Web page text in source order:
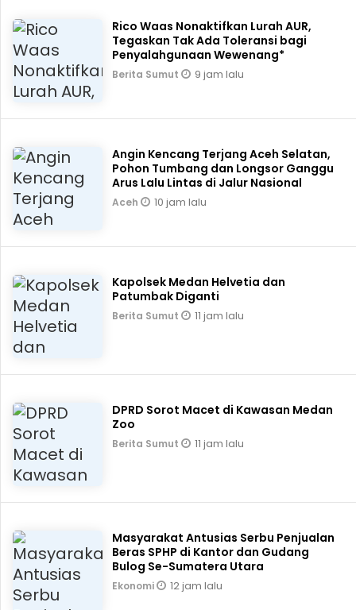
Rico Waas Nonaktifkan Lurah AUR,
Tegaskan Tak Ada Toleransi bagi
Penyalahgunaan Wewenang*
Berita Sumut 9 jam lalu
Angin Kencang Terjang Aceh Selatan,
Pohon Tumbang dan Longsor Ganggu
Arus Lalu Lintas di Jalur Nasional
Aceh 10 jam lalu
Kapolsek Medan Helvetia dan
Patumbak Diganti
Berita Sumut 11 jam lalu
DPRD Sorot Macet di Kawasan Medan
Zoo
Berita Sumut 11 jam lalu
Masyarakat Antusias Serbu Penjualan
Beras SPHP di Kantor dan Gudang
Bulog Se-Sumatera Utara
Ekonomi 12 jam lalu